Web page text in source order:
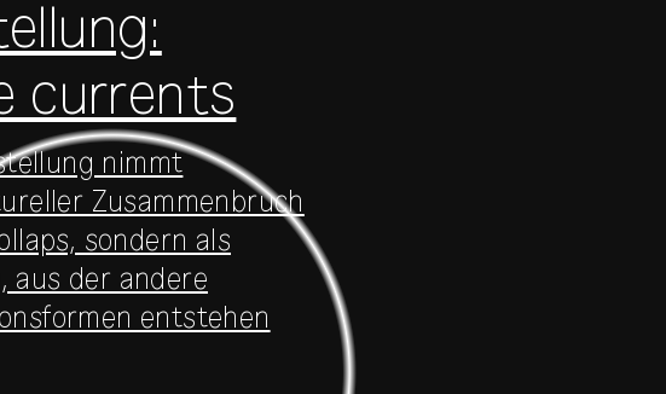
currents
nimmt
Zusammenbruch
sondern als
aus der andere
entstehen